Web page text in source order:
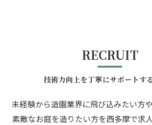
RECRUIT
技術力向上を丁寧にサポートす
未経験から造園業界に飛び込みたい方
素敵なお庭を造りたい方を西多摩で求